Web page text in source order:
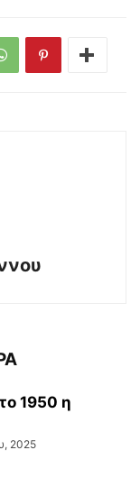
1950 η
2025